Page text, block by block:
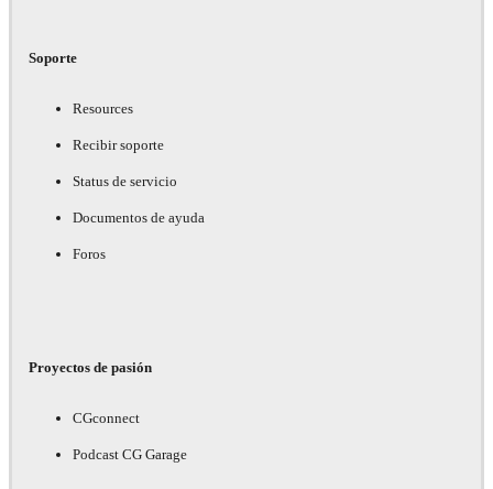
Soporte
Resources
Recibir soporte
Status de servicio
Documentos de ayuda
Foros
Proyectos de pasión
CGconnect
Podcast CG Garage